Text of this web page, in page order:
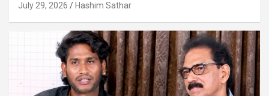
July 29, 2026 Hashim Sathar